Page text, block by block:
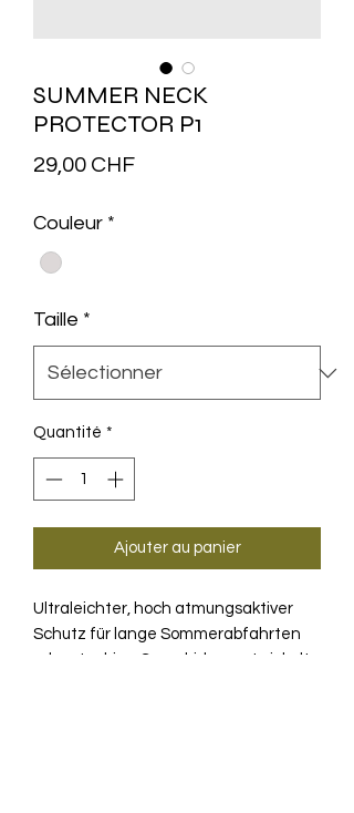
SUMMER NECK
PROTECTOR P1
29,00 CHFPrix
Couleur *
Taille *
Quantité *
Ajouter au panier
Ultraleichter, hoch atmungsaktiver
Schutz für lange Sommerabfahrten
oder staubige Gravelrides, entwickelt